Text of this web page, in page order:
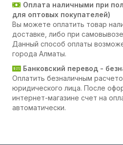
Оплата наличными при
для оптовых покупателей)
Вы можете оплатить товар
доставке, либо при
Данный способ оплаты
города Алматы.
Банковский перевод -
Оплатить безналичным
юридического лица. После
интернет-магазине счет на
автоматически.